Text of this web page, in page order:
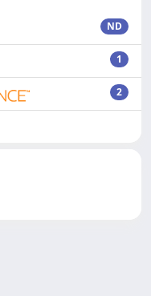
ND
1
2